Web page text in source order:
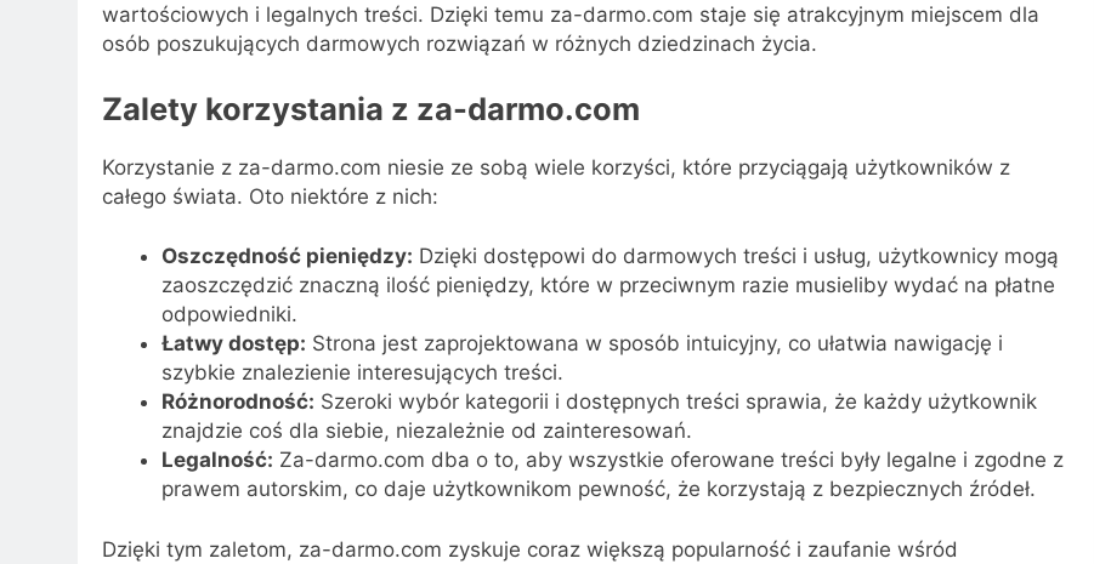
wartościowych i legalnych treści. Dzięki temu za-darmo.com staje się atrakcyjnym miejscem dla
osób poszukujących darmowych rozwiązań w różnych dziedzinach życia.
Zalety korzystania z za-darmo.com
Korzystanie z za-darmo.com niesie ze sobą wiele korzyści, które przyciągają użytkowników z
całego świata. Oto niektóre z nich:
Oszczędność pieniędzy: Dzięki dostępowi do darmowych treści i usług, użytkownicy mogą
zaoszczędzić znaczną ilość pieniędzy, które w przeciwnym razie musieliby wydać na płatne
odpowiedniki.
Łatwy dostęp: Strona jest zaprojektowana w sposób intuicyjny, co ułatwia nawigację i
szybkie znalezienie interesujących treści.
Różnorodność: Szeroki wybór kategorii i dostępnych treści sprawia, że każdy użytkownik
znajdzie coś dla siebie, niezależnie od zainteresowań.
Legalność: Za-darmo.com dba o to, aby wszystkie oferowane treści były legalne i zgodne z
prawem autorskim, co daje użytkownikom pewność, że korzystają z bezpiecznych źródeł.
Dzięki tym zaletom, za-darmo.com zyskuje coraz większą popularność i zaufanie wśród